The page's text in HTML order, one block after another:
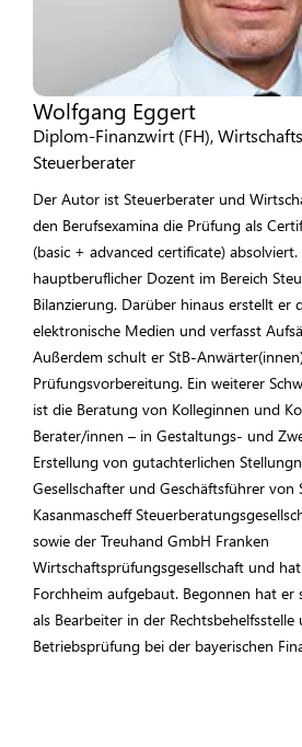
Wolfgang Eggert
Diplom-Finanzwirt (FH),
Steuerberater
Der Autor ist Steuerberater und
den Berufsexamina die Prüfung als
(basic + advanced certificate)
hauptberuflicher Dozent im Bereich
Bilanzierung. Darüber hinaus erstellt er
elektronische Medien und verfasst
Außerdem schult er StB-
Prüfungsvorbereitung. Ein weiterer
ist die Beratung von Kolleginnen und
Berater/innen – in Gestaltungs- und
Erstellung von gutachterlichen
Gesellschafter und Geschäftsführer von
Kasanmascheff
sowie der Treuhand GmbH Franken
Wirtschaftsprüfungsgesellschaft und
Forchheim aufgebaut. Begonnen hat er
als Bearbeiter in der Rechtsbehelfsstelle
Betriebsprüfung bei der bayerischen